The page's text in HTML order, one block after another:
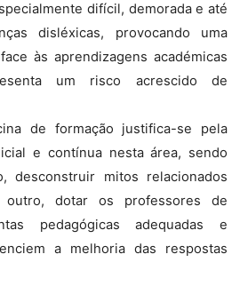
difícil, demorada e até
disléxicas, provocando uma
às aprendizagens académicas
um risco acrescido de
de formação justifica-se pela
e contínua nesta área, sendo
desconstruir mitos relacionados
dotar os professores de
pedagógicas adequadas e
a melhoria das respostas